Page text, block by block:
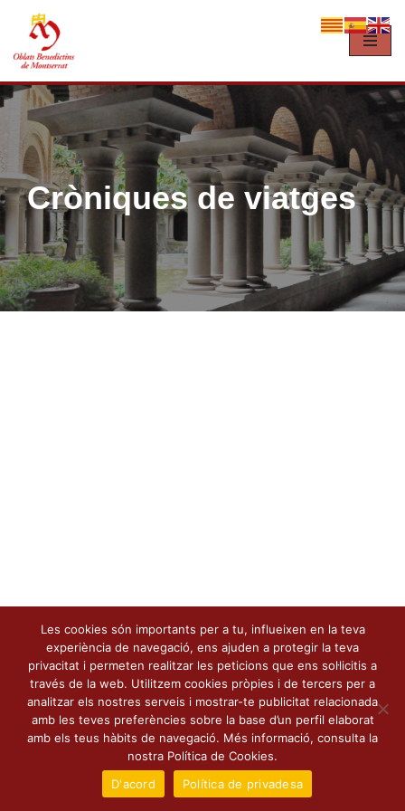
al
contingut
Cròniques de viatges
Les cookies són importants per a tu, influeixen en la teva
experiència de navegació, ens ajuden a protegir la teva
privacitat i permeten realitzar les peticions que ens sol·licitis a
través de la web. Utilitzem cookies pròpies i de tercers per a
analitzar els nostres serveis i mostrar-te publicitat relacionada
amb les teves preferències sobre la base d’un perfil elaborat
amb els teus hàbits de navegació. Més informació, consulta la
nostra Política de Cookies.
D'acord
Política de privadesa